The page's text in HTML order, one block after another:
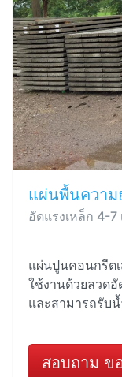
แผ่นพื้นความ
อัดแรงเหล็ก 4-
แผ่นปูนคอนกรีต
ใช้งานด้วยลวด
และสามารถรับ
สอบถาม ข